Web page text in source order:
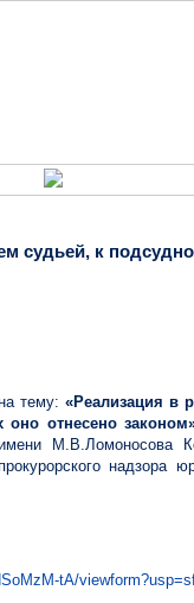
судьей, к
тему: «Реализация в
отнесено
М.В.Ломоносова
надзора
tA/